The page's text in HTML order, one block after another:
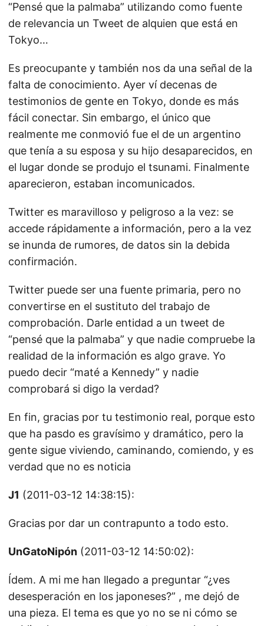
“Pensé que la palmaba” utilizando como fuente
de relevancia un Tweet de alquien que está en
Tokyo…
Es preocupante y también nos da una señal de la
falta de conocimiento. Ayer ví decenas de
testimonios de gente en Tokyo, donde es más
fácil conectar. Sin embargo, el único que
realmente me conmovió fue el de un argentino
que tenía a su esposa y su hijo desaparecidos, en
el lugar donde se produjo el tsunami. Finalmente
aparecieron, estaban incomunicados.
Twitter es maravilloso y peligroso a la vez: se
accede rápidamente a información, pero a la vez
se inunda de rumores, de datos sin la debida
confirmación.
Twitter puede ser una fuente primaria, pero no
convertirse en el sustituto del trabajo de
comprobación. Darle entidad a un tweet de
“pensé que la palmaba” y que nadie compruebe la
realidad de la información es algo grave. Yo
puedo decir “maté a Kennedy” y nadie
comprobará si digo la verdad?
En fin, gracias por tu testimonio real, porque esto
que ha pasdo es gravísimo y dramático, pero la
gente sigue viviendo, caminando, comiendo, y es
verdad que no es noticia
J1 (2011-03-12 14:38:15):
Gracias por dar un contrapunto a todo esto.
UnGatoNipón (2011-03-12 14:50:02):
Ídem. A mi me han llegado a preguntar “¿ves
desesperación en los japoneses?” , me dejó de
una pieza. El tema es que yo no se ni cómo se